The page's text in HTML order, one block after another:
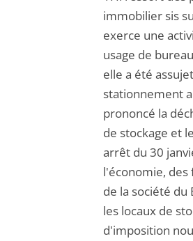
immobilier sis
exerce une
usage de
elle a été
stationnement
prononcé la
de stockage et
arrêt du 30
l'économie,
de la société du
les locaux de
d'imposition